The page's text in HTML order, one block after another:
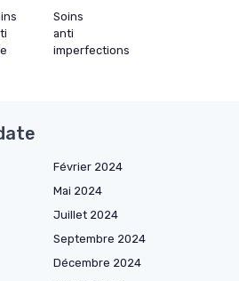
Soins
anti
imperfections
Février 2024
Mai 2024
Juillet 2024
Septembre 2024
Décembre 2024